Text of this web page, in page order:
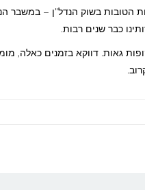
הטובות בשוק הנדל"ן – במשבר
כבר שנים רבות.
גאות. דווקא בזמנים כאלה,